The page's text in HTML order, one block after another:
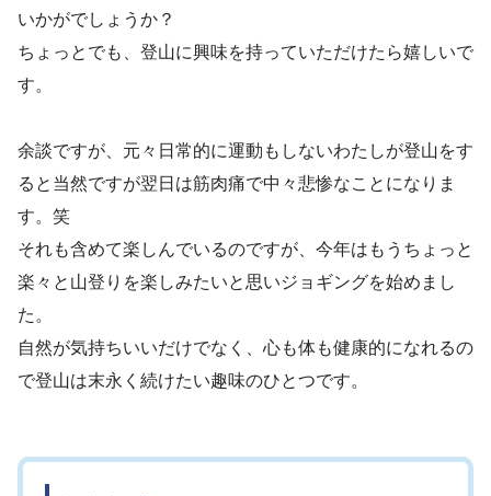
いかがでしょうか？
ちょっとでも、登山に興味を持っていただけたら嬉しいで
す。
余談ですが、元々日常的に運動もしないわたしが登山をす
ると当然ですが翌日は筋肉痛で中々悲惨なことになりま
す。笑
それも含めて楽しんでいるのですが、今年はもうちょっと
楽々と山登りを楽しみたいと思いジョギングを始めまし
た。
自然が気持ちいいだけでなく、心も体も健康的になれるの
で登山は末永く続けたい趣味のひとつです。